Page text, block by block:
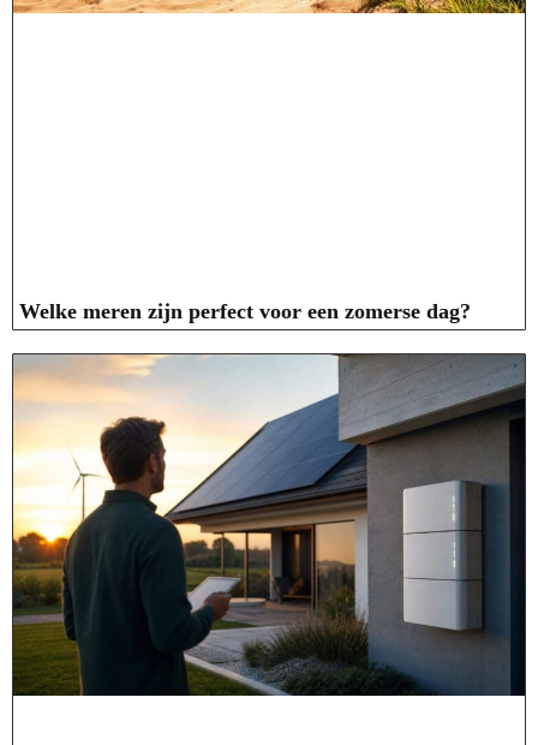
Welke meren zijn perfect voor een zomerse dag?